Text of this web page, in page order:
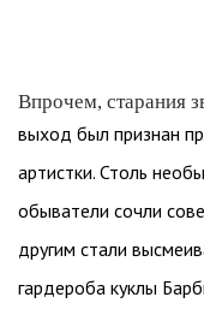
Впрочем, старания
выход был признан
артистки. Столь
обыватели сочли
другим стали
гардероба куклы